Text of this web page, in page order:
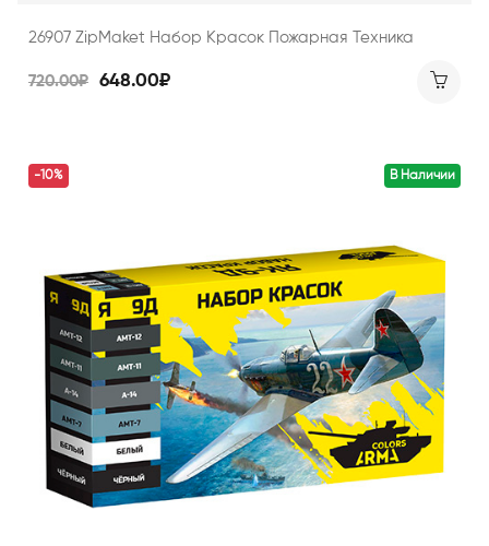
26907 ZipMaket Набор Красок Пожарная Техника
720.00₽ 648.00₽
В Наличии
-10%